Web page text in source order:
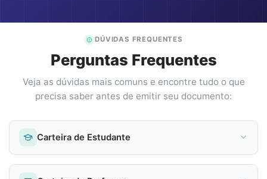
DÚVIDAS FREQUENTES
Perguntas Frequentes
Veja as dúvidas mais comuns e encontre tudo o que
precisa saber antes de emitir seu documento:
Carteira de Estudante